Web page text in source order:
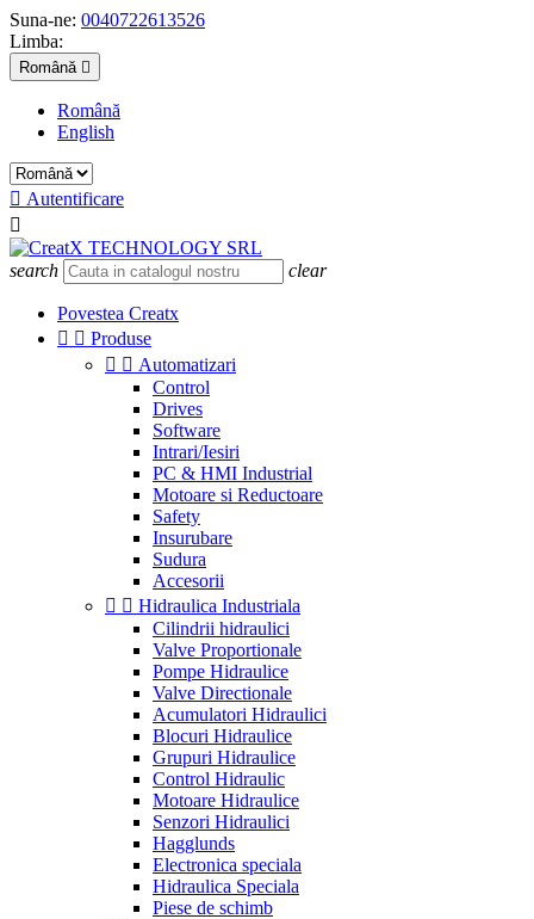
Suna-ne: 0040722613526
Limba:
Română 
Română
English
 Autentificare

search clear
Povestea Creatx
  Produse
  Automatizari
Control
Drives
Software
Intrari/Iesiri
PC & HMI Industrial
Motoare si Reductoare
Safety
Insurubare
Sudura
Accesorii
  Hidraulica Industriala
Cilindrii hidraulici
Valve Proportionale
Pompe Hidraulice
Valve Directionale
Acumulatori Hidraulici
Blocuri Hidraulice
Grupuri Hidraulice
Control Hidraulic
Motoare Hidraulice
Senzori Hidraulici
Hagglunds
Electronica speciala
Hidraulica Speciala
Piese de schimb